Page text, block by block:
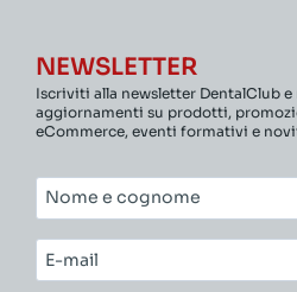
NEWSLETTER
Iscriviti alla newsletter DentalClub
aggiornamenti su prodotti,
eCommerce, eventi formativi e
Nome
e
cognome*
E-
mail*